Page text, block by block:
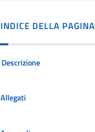
INDICE DELLA PAGINA
Descrizione
Allegati